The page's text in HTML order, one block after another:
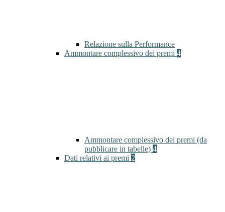
Relazione sulla Performance
Ammontare complessivo dei premi 4
Ammontare complessivo dei premi (da
pubblicare in tabelle) 4
Dati relativi ai premi 2